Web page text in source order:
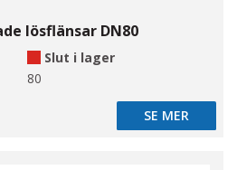
lösflänsar DN80
Slut i lager
80
SE MER
SE MER